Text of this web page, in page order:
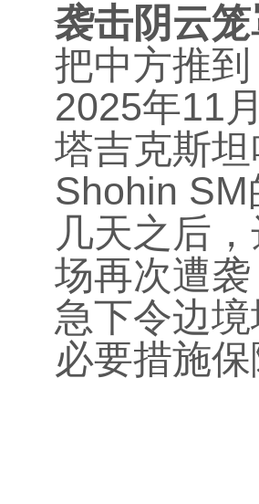
袭击阴云
把中方推
2025年11
塔吉克斯
Shohin
几天之后
场再次遭
急下令边
必要措施